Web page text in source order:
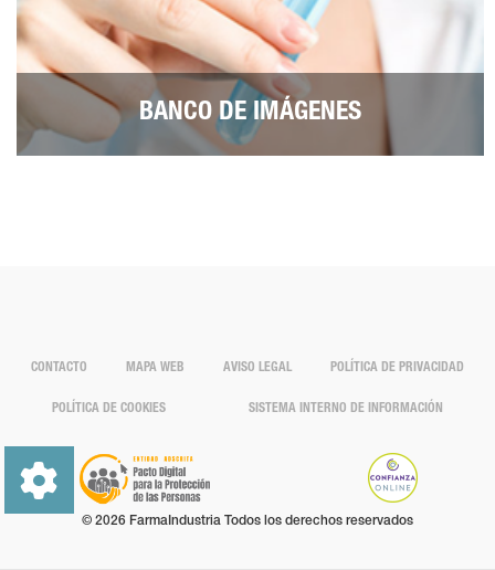
BANCO DE IMÁGENES
CONTACTO MAPA WEB AVISO LEGAL POLÍTICA DE PRIVACIDAD
POLÍTICA DE COOKIES SISTEMA INTERNO DE INFORMACIÓN
© 2026 FarmaIndustria Todos los derechos reservados